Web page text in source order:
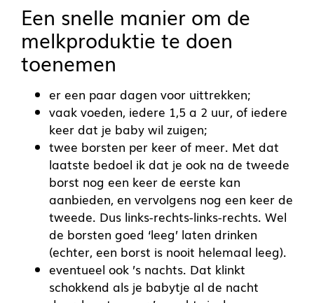
Een snelle manier om de
melkproduktie te doen
toenemen
er een paar dagen voor uittrekken;
vaak voeden, iedere 1,5 a 2 uur, of iedere
keer dat je baby wil zuigen;
twee borsten per keer of meer. Met dat
laatste bedoel ik dat je ook na de tweede
borst nog een keer de eerste kan
aanbieden, en vervolgens nog een keer de
tweede. Dus links-rechts-links-rechts. Wel
de borsten goed ‘leeg’ laten drinken
(echter, een borst is nooit helemaal leeg).
eventueel ook ’s nachts. Dat klinkt
schokkend als je babytje al de nacht